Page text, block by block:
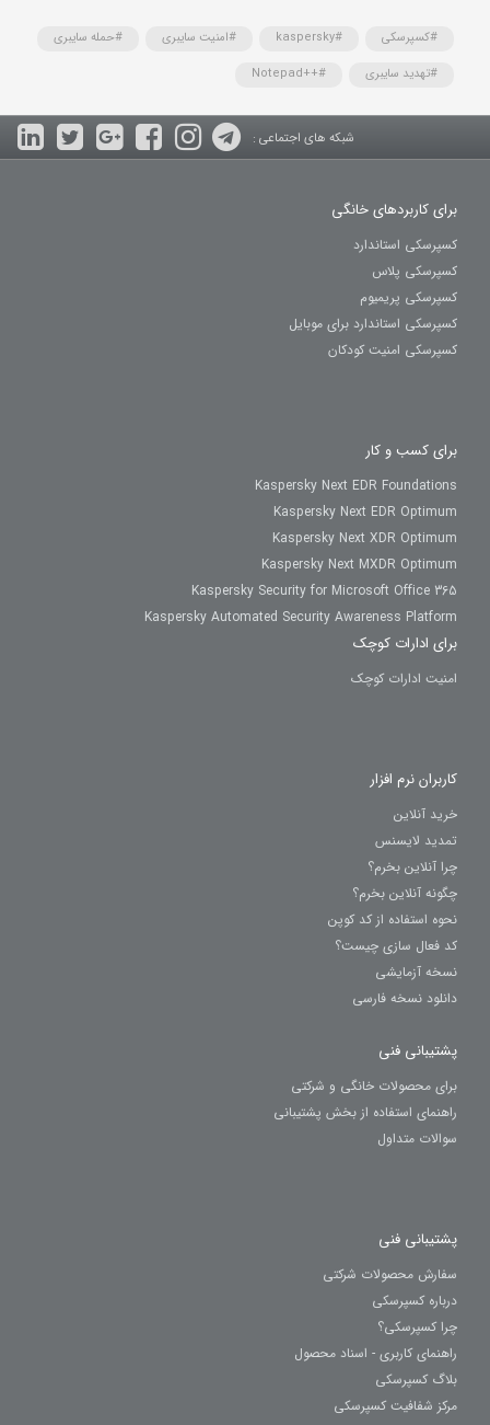
#کسپرسکی #kaspersky #امنیت سایبری
#حمله سایبری
#تهدید سایبری
#++Notepad
شبکه های اجتماعی :
برای کاربردهای خانگی
کسپرسکی استاندارد
کسپرسکی پلاس
کسپرسکی پریمیوم
کسپرسکی استاندارد برای موبایل
کسپرسکی امنیت کودکان
برای کسب و کار
Kaspersky Next EDR Foundations
Kaspersky Next EDR Optimum
Kaspersky Next XDR Optimum
Kaspersky Next MXDR Optimum
Kaspersky Security for Microsoft Office 365
Kaspersky Automated Security Awareness Platform
برای ادارات کوچک
امنیت ادارات کوچک
کاربران نرم افزار
خرید آنلاین
تمدید لایسنس
چرا آنلاین بخرم؟
چگونه آنلاین بخرم؟
نحوه استفاده از کد کوپن
کد فعال سازی چیست؟
نسخه آزمایشی
دانلود نسخه فارسی
پشتیبانی فنی
برای محصولات خانگی و شرکتی
راهنمای استفاده از بخش پشتیبانی
سوالات متداول
پشتیبانی فنی
سفارش محصولات شرکتی
درباره کسپرسکی
چرا کسپرسکی؟
راهنمای کاربری - اسناد محصول
بلاگ کسپرسکی
مرکز شفافیت کسپرسکی